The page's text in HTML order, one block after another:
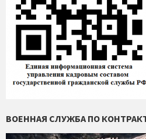
ВОЕННАЯ СЛУЖБА ПО